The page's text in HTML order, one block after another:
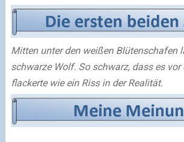
Mitten unter den weißen Blütenschafen
schwarze Wolf. So schwarz, dass es vor
flackerte wie ein Riss in der Realität.